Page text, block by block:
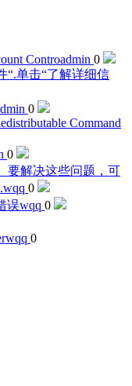
Controadmin 0
“.单击“了解详细信
0
Command
0
要解决这些问题，可
wqq 0
误wqq 0
wqq 0